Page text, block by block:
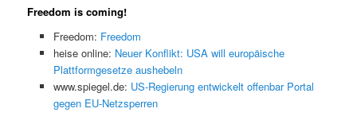
Freedom is coming!
Freedom: Freedom
heise online: Neuer Konflikt: USA will europäische
Plattformgesetze aushebeln
www.spiegel.de: US-Regierung entwickelt offenbar Portal
gegen EU-Netzsperren